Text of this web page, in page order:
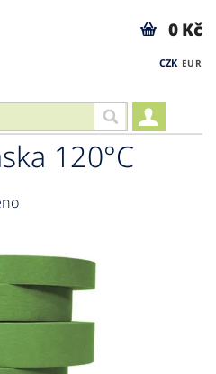
CZK EUR
0 Kč
120°C